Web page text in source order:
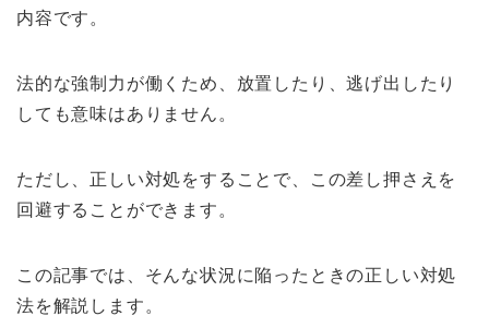
内容です。
法的な強制力が働くため、放置したり、逃げ出したり
しても意味はありません。
ただし、正しい対処をすることで、この差し押さえを
回避することができます。
この記事では、そんな状況に陥ったときの正しい対処
法を解説します。